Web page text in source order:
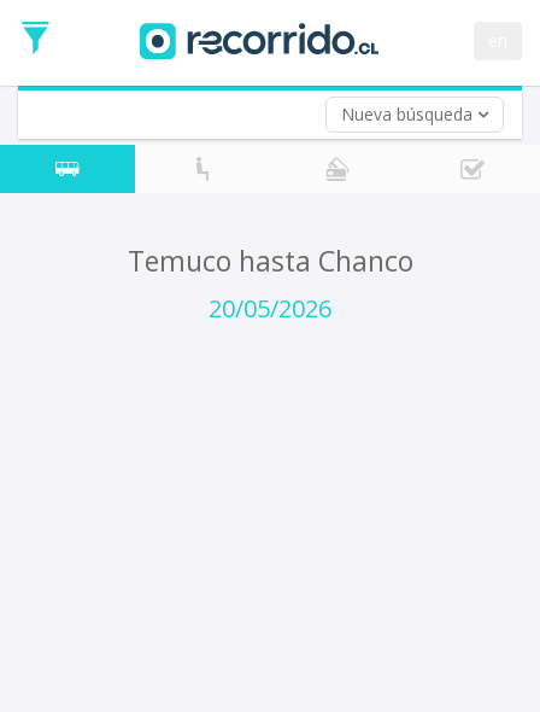
Nueva búsqueda
de
Ida
Vuelta (opcional)
Fecha
de
Temuco hasta Chanco
20/05/2026